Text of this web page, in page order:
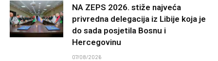
NA ZEPS 2026. stiže najveća
privredna delegacija iz Libije koja je
do sada posjetila Bosnu i
Hercegovinu
07/08/2026